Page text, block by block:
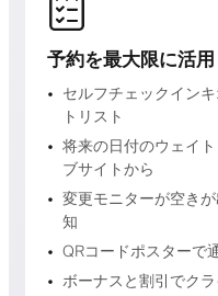
予約を最大限に活用
セルフチェックイン
トリスト
将来の日付のウェイ
ブサイトから
変更モニターが空き
知
QRコードポスターで
ボーナスと割引でク